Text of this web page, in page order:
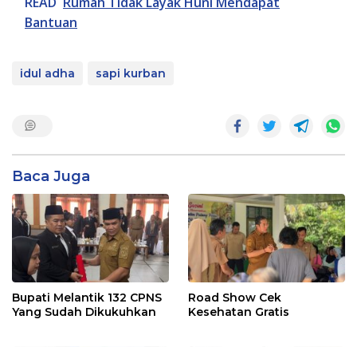
Bantuan
idul adha sapi kurban
Baca Juga
Bupati Melantik 132 CPNS
Yang Sudah Dikukuhkan
Road Show Cek
Kesehatan Gratis